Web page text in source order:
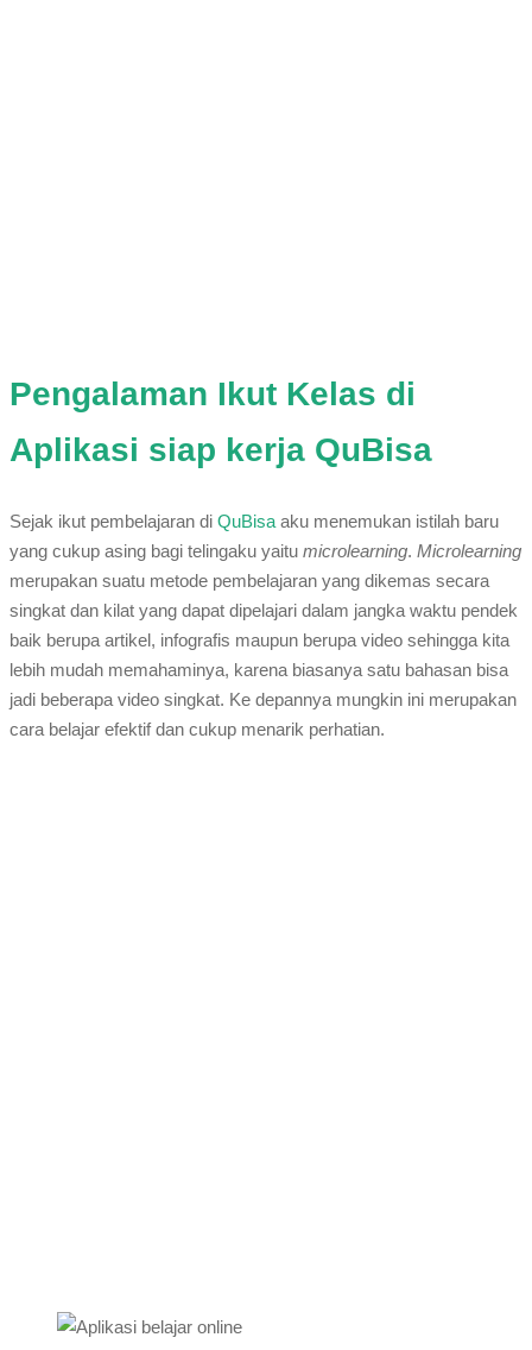
Pengalaman Ikut Kelas di
Aplikasi siap kerja QuBisa
Sejak ikut pembelajaran di QuBisa aku menemukan istilah baru
yang cukup asing bagi telingaku yaitu microlearning. Microlearning
merupakan suatu metode pembelajaran yang dikemas secara
singkat dan kilat yang dapat dipelajari dalam jangka waktu pendek
baik berupa artikel, infografis maupun berupa video sehingga kita
lebih mudah memahaminya, karena biasanya satu bahasan bisa
jadi beberapa video singkat. Ke depannya mungkin ini merupakan
cara belajar efektif dan cukup menarik perhatian.